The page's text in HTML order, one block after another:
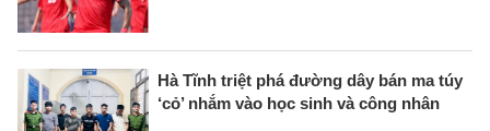
Hà Tĩnh triệt phá đường dây bán ma túy
‘cỏ’ nhắm vào học sinh và công nhân